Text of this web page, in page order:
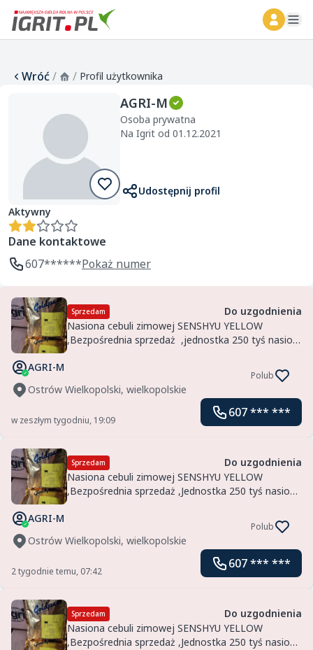
Wróć/ / Profil użytkownika
AGRI-M
Osoba prywatna
Na Igrit od 01.12.2021
Udostępnij profil
Aktywny
Dane kontaktowe
607******Pokaż numer
Sprzedam
Do uzgodnienia
Nasiona cebuli zimowej SENSHYU YELLOW
,Bezpośrednia sprzedaż ,jednostka 250 tyś nasion
AGRI-M
Ostrów Wielkopolski, wielkopolskie
Polub
w zeszłym tygodniu, 19:09
607 *** ***
Sprzedam
Do uzgodnienia
Nasiona cebuli zimowej SENSHYU YELLOW
,Bezpośrednia sprzedaż ,Jednostka 250 tyś nasion,
AGRI-M
Ostrów Wielkopolski, wielkopolskie
Polub
2 tygodnie temu, 07:42
607 *** ***
Sprzedam
Do uzgodnienia
Nasiona cebuli zimowej SENSHYU YELLOW
,Bezpośrednia sprzedaż ,Jednostka 250 tyś nasion,